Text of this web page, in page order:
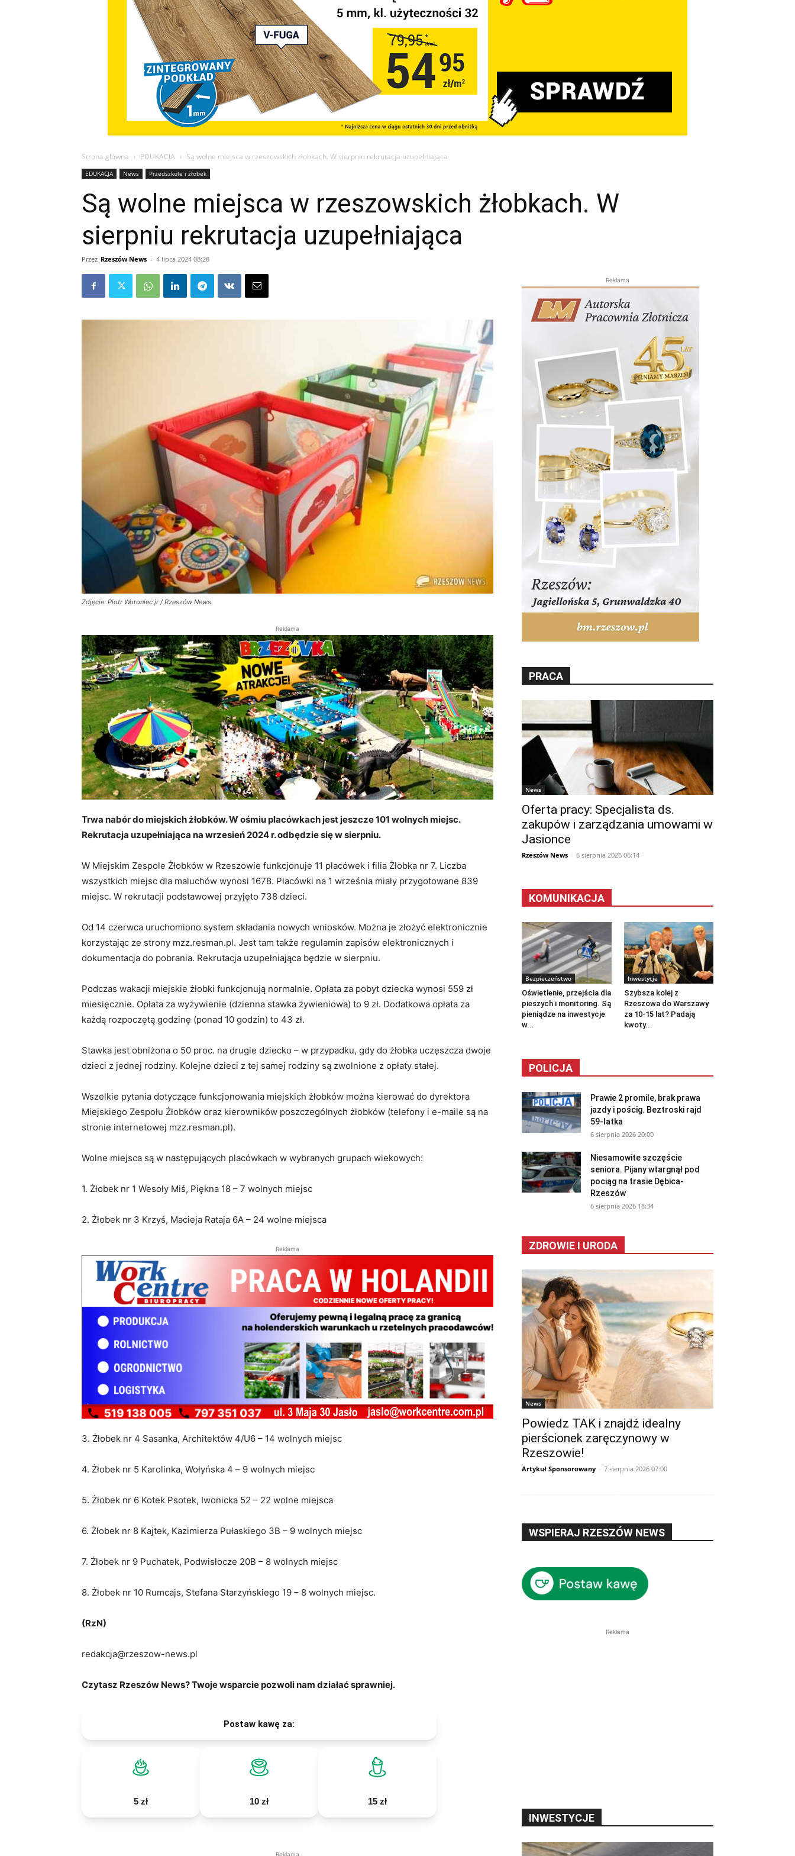
Strona główna EDUKACJA Są wolne miejsca w rzeszowskich żłobkach. W sierpniu rekrutacja uzupełniająca
EDUKACJA News Przedszkole i żłobek
Są wolne miejsca w rzeszowskich żłobkach. W
sierpniu rekrutacja uzupełniająca
Przez Rzeszów News - 4 lipca 2024 08:28
Zdjęcie: Piotr Woroniec jr / Rzeszów News
Reklama
Trwa nabór do miejskich żłobków. W ośmiu placówkach jest jeszcze 101 wolnych miejsc.
Rekrutacja uzupełniająca na wrzesień 2024 r. odbędzie się w sierpniu.
W Miejskim Zespole Żłobków w Rzeszowie funkcjonuje 11 placówek i filia Żłobka nr 7. Liczba
wszystkich miejsc dla maluchów wynosi 1678. Placówki na 1 września miały przygotowane 839
miejsc. W rekrutacji podstawowej przyjęto 738 dzieci.
Od 14 czerwca uruchomiono system składania nowych wniosków. Można je złożyć elektronicznie
korzystając ze strony mzz.resman.pl. Jest tam także regulamin zapisów elektronicznych i
dokumentacja do pobrania. Rekrutacja uzupełniająca będzie w sierpniu.
Podczas wakacji miejskie żłobki funkcjonują normalnie. Opłata za pobyt dziecka wynosi 559 zł
miesięcznie. Opłata za wyżywienie (dzienna stawka żywieniowa) to 9 zł. Dodatkowa opłata za
każdą rozpoczętą godzinę (ponad 10 godzin) to 43 zł.
Stawka jest obniżona o 50 proc. na drugie dziecko – w przypadku, gdy do żłobka uczęszcza dwoje
dzieci z jednej rodziny. Kolejne dzieci z tej samej rodziny są zwolnione z opłaty stałej.
Wszelkie pytania dotyczące funkcjonowania miejskich żłobków można kierować do dyrektora
Miejskiego Zespołu Żłobków oraz kierowników poszczególnych żłobków (telefony i e-maile są na
stronie internetowej mzz.resman.pl).
Wolne miejsca są w następujących placówkach w wybranych grupach wiekowych:
1. Żłobek nr 1 Wesoły Miś, Piękna 18 – 7 wolnych miejsc
2. Żłobek nr 3 Krzyś, Macieja Rataja 6A – 24 wolne miejsca
Reklama
3. Żłobek nr 4 Sasanka, Architektów 4/U6 – 14 wolnych miejsc
4. Żłobek nr 5 Karolinka, Wołyńska 4 – 9 wolnych miejsc
5. Żłobek nr 6 Kotek Psotek, Iwonicka 52 – 22 wolne miejsca
6. Żłobek nr 8 Kajtek, Kazimierza Pułaskiego 3B – 9 wolnych miejsc
7. Żłobek nr 9 Puchatek, Podwisłocze 20B – 8 wolnych miejsc
8. Żłobek nr 10 Rumcajs, Stefana Starzyńskiego 19 – 8 wolnych miejsc.
(RzN)
redakcja@rzeszow-news.pl
Czytasz Rzeszów News? Twoje wsparcie pozwoli nam działać sprawniej.
Postaw kawę za:
5 zł 10 zł 15 zł
Reklama
Reklama
PRACA
News
Oferta pracy: Specjalista ds.
zakupów i zarządzania umowami w
Jasionce
Rzeszów News - 6 sierpnia 2026 06:14
KOMUNIKACJA
Bezpieczeństwo
Oświetlenie, przejścia dla
pieszych i monitoring. Są
pieniądze na inwestycje
w...
Inwestycje
Szybsza kolej z
Rzeszowa do Warszawy
za 10-15 lat? Padają
kwoty...
POLICJA
Prawie 2 promile, brak prawa
jazdy i pościg. Beztroski rajd
59-latka
6 sierpnia 2026 20:00
Niesamowite szczęście
seniora. Pijany wtargnął pod
pociąg na trasie Dębica-
Rzeszów
6 sierpnia 2026 18:34
ZDROWIE I URODA
News
Powiedz TAK i znajdź idealny
pierścionek zaręczynowy w
Rzeszowie!
Artykuł Sponsorowany - 7 sierpnia 2026 07:00
WSPIERAJ RZESZÓW NEWS
Reklama
INWESTYCJE